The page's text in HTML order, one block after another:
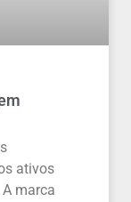
ativos
marca